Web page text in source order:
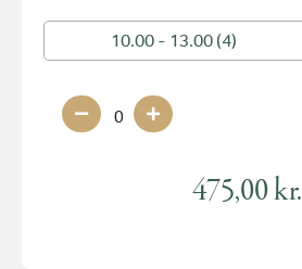
10.00 - 13.00 (4)
0
475,00 kr.